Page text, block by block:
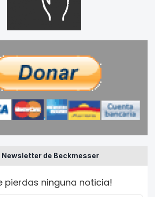
de Beckmesser
pierdas ninguna noticia!